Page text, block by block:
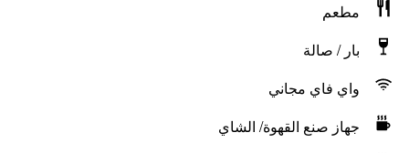
مطعم
بار / صالة
واي فاي مجاني
جهاز صنع القهوة/ الشاي